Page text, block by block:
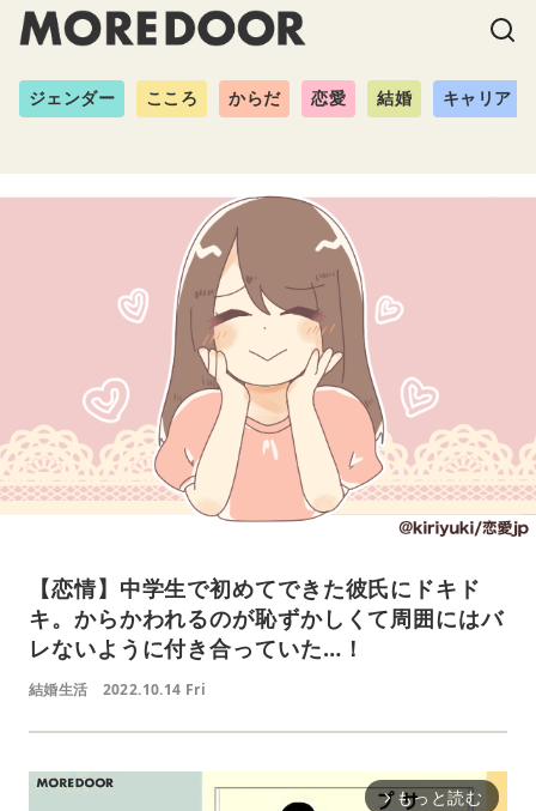
ジェンダー こころ からだ 恋愛 結婚 キャリア
【恋情】中学生で初めてできた彼氏にドキド
キ。からかわれるのが恥ずかしくて周囲にはバ
レないように付き合っていた…！
結婚生活 2022.10.14 Fri
arrow_forward_ios もっと読む